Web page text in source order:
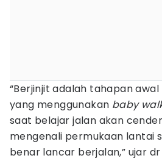
“Berjinjit adalah tahapan
yang menggunakan baby
saat belajar jalan akan
mengenali permukaan lantai
benar lancar berjalan,” ujar dr